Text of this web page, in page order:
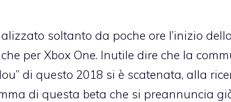
soltanto da poche ore l’inizio della
per Xbox One. Inutile dire che la
di questo 2018 si è scatenata, alla
di questa beta che si preannuncia